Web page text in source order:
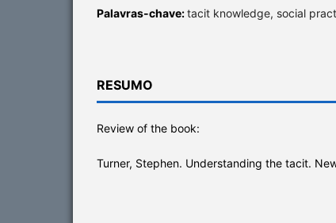
Palavras-chave:tacit knowledge, social
RESUMO
Review of the book:
Turner, Stephen. Understanding the tacit.